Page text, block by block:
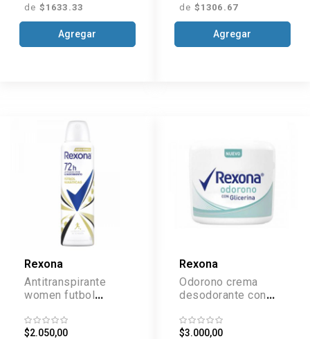
de $1633.33
Agregar
de $1306.67
Agregar
Rexona
Antitranspirante
women futbol
150 ml
$2.050,00
Rexona
Odorono crema
desodorante con
$3.000,00